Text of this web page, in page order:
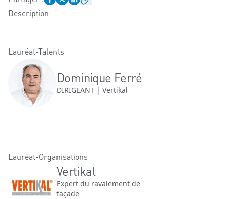
Description
Lauréat-Talents
Dominique Ferré
DIRIGEANT | Vertikal
Lauréat-Organisations
Vertikal
Expert du ravalement de
façade